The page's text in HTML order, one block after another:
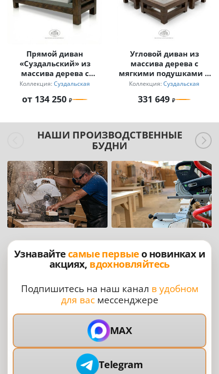
Прямой диван
«Суздальский» из
массива дерева с
мягкими подушками
Коллекция: Суздальская
от 134 250
Угловой диван из
массива дерева с
мягкими подушками и
журнальный столик
Коллекция: Суздальская
331 649
НАШИ ПРОИЗВОДСТВЕННЫЕ
БУДНИ
Узнавайте самые первые о новинках и
акциях, вдохновляйтесь
Подпишитесь на наш канал в удобном
для васмессенджере
MAX
Telegram